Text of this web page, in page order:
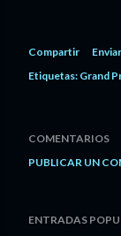
Compartir
Etiquetas: Grand
COMENTARIOS
PUBLICAR UN
ENTRADAS